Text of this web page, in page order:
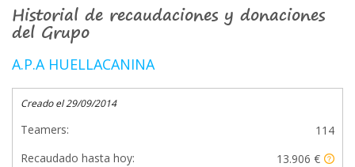
Historial de recaudaciones y donaciones
del Grupo
A.P.A HUELLACANINA
Creado el 29/09/2014
Teamers:
114
Recaudado hasta hoy:
13.906 €